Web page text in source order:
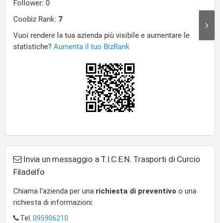
Invia un messaggio a T.I.C.E.N. Trasporti di Curcio
Filadelfo
Chiama l'azienda per una richiesta di preventivo o una
richiesta di informazioni:
Tel. 095906210